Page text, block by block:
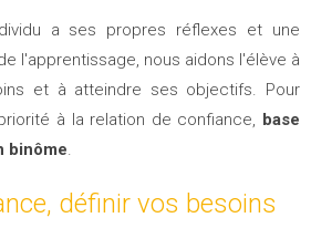
a ses propres réflexes et une
l'apprentissage, nous aidons l'élève à
et à atteindre ses objectifs. Pour
à la relation de confiance, base
binôme.
définir vos besoins